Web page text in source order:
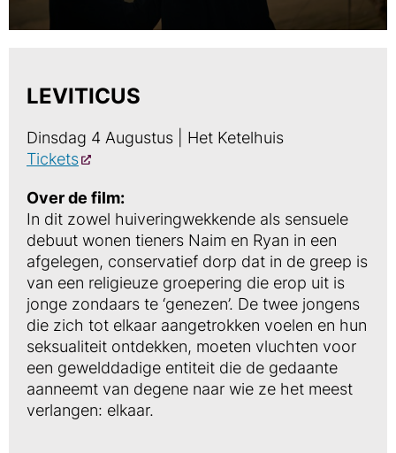
LEVITICUS
Dinsdag 4 Augustus | Het Ketelhuis
Tickets
Over de film:
In dit zowel huiveringwekkende als sensuele
debuut wonen tieners Naim en Ryan in een
afgelegen, conservatief dorp dat in de greep is
van een religieuze groepering die erop uit is
jonge zondaars te ‘genezen’. De twee jongens
die zich tot elkaar aangetrokken voelen en hun
seksualiteit ontdekken, moeten vluchten voor
een gewelddadige entiteit die de gedaante
aanneemt van degene naar wie ze het meest
verlangen: elkaar.